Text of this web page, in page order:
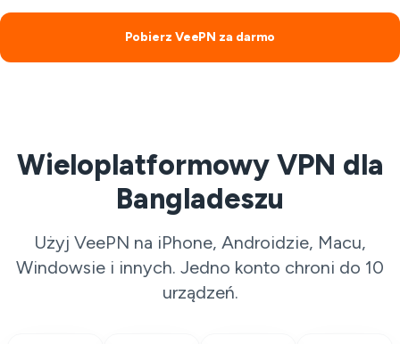
Pobierz VeePN za darmo
Wieloplatformowy VPN dla
Bangladeszu
Użyj VeePN na iPhone, Androidzie, Macu,
Windowsie i innych. Jedno konto chroni do 10
urządzeń.